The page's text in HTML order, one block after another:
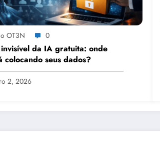
OT3N 0
da IA gratuita: onde
colocando seus dados?
2, 2026